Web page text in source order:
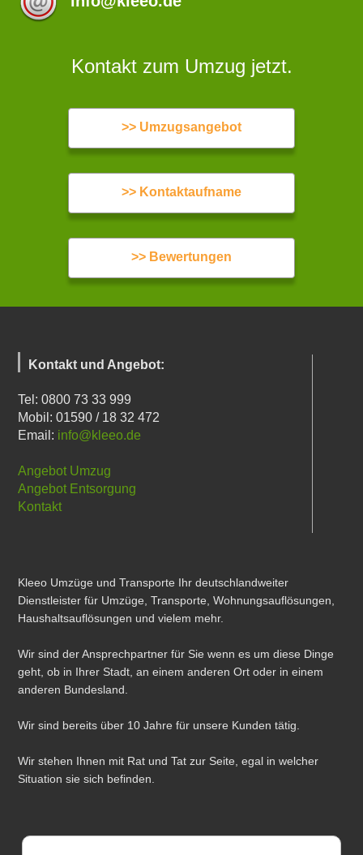
Kontakt zum Umzug jetzt.
>> Umzugsangebot
>> Kontaktaufname
>> Bewertungen
Kontakt und Angebot:
Tel: 0800 73 33 999
Mobil: 01590 / 18 32 472
Email: info@kleeo.de
Angebot Umzug
Angebot Entsorgung
Kontakt
Kleeo Umzüge und Transporte Ihr deutschlandweiter
Dienstleister für Umzüge, Transporte, Wohnungsauflösungen,
Haushaltsauflösungen und vielem mehr.
Wir sind der Ansprechpartner für Sie wenn es um diese Dinge
geht, ob in Ihrer Stadt, an einem anderen Ort oder in einem
anderen Bundesland.
Wir sind bereits über 10 Jahre für unsere Kunden tätig.
Wir stehen Ihnen mit Rat und Tat zur Seite, egal in welcher
Situation sie sich befinden.